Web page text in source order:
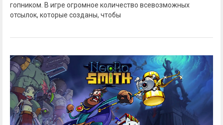
гопником. В игре огромное количество всевозможных
отсылок, которые созданы, чтобы